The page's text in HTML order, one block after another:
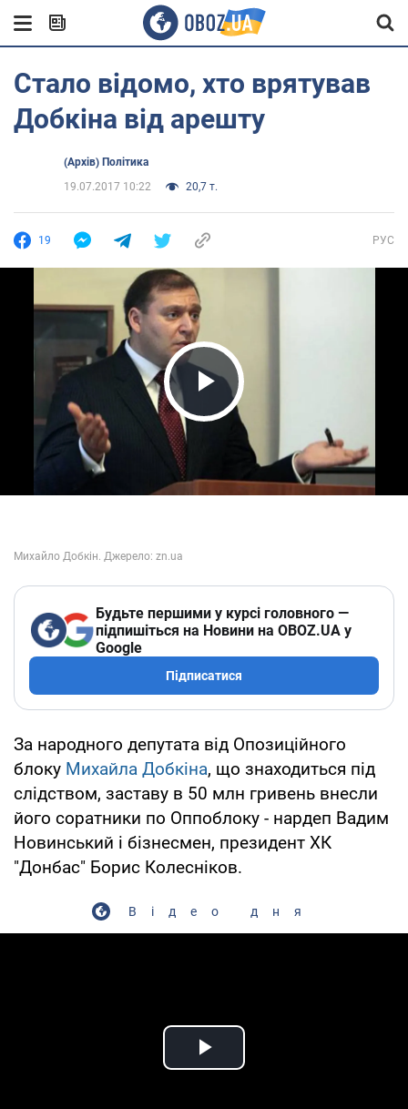
Стало відомо, хто врятував
Добкіна від арешту
(Архів) Політика
19.07.2017 10:22
20,7 т.
19 РУС
Play Video
Будьте першими у курсі головного —
підпишіться на Новини на OBOZ.UA у
Google
Підписатися
За народного депутата від Опозиційного
блоку Михайла Добкіна, що знаходиться під
слідством, заставу в 50 млн гривень внесли
його соратники по Оппоблоку - нардеп Вадим
Новинський і бізнесмен, президент ХК
"Донбас" Борис Колесніков.
Відео дня
Play Video